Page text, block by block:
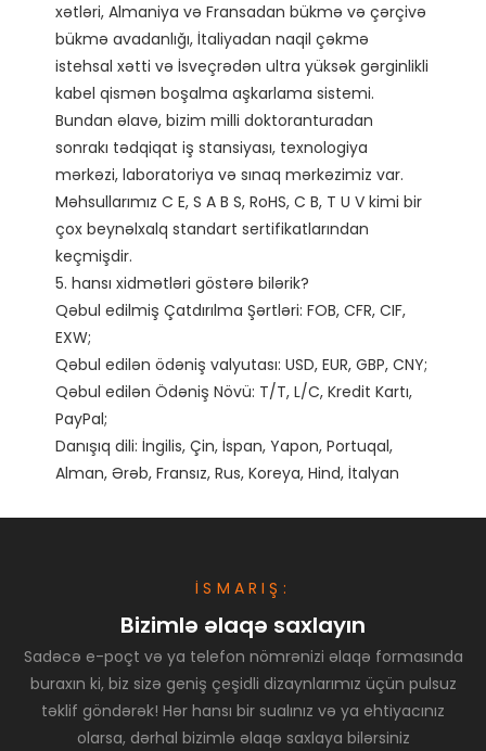
xətləri, Almaniya və Fransadan bükmə və çərçivə
bükmə avadanlığı, İtaliyadan naqil çəkmə
istehsal xətti və İsveçrədən ultra yüksək gərginlikli
kabel qismən boşalma aşkarlama sistemi.
Bundan əlavə, bizim milli doktoranturadan
sonrakı tədqiqat iş stansiyası, texnologiya
mərkəzi, laboratoriya və sınaq mərkəzimiz var.
Məhsullarımız C E, S A B S, RoHS, C B, T U V kimi bir
çox beynəlxalq standart sertifikatlarından
keçmişdir.
5. hansı xidmətləri göstərə bilərik?
Qəbul edilmiş Çatdırılma Şərtləri: FOB, CFR, CIF,
EXW;
Qəbul edilən ödəniş valyutası: USD, EUR, GBP, CNY;
Qəbul edilən Ödəniş Növü: T/T, L/C, Kredit Kartı,
PayPal;
Danışıq dili: İngilis, Çin, İspan, Yapon, Portuqal,
İSMARIŞ:
Bizimlə əlaqə saxlayın
Sadəcə e-poçt və ya telefon nömrənizi əlaqə formasında
buraxın ki, biz sizə geniş çeşidli dizaynlarımız üçün pulsuz
təklif göndərək! Hər hansı bir sualınız və ya ehtiyacınız
olarsa, dərhal bizimlə əlaqə saxlaya bilərsiniz